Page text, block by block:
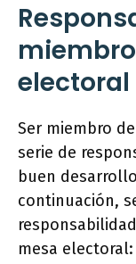
electoral
Ser miembro
serie de
buen
continuación,
mesa electoral: